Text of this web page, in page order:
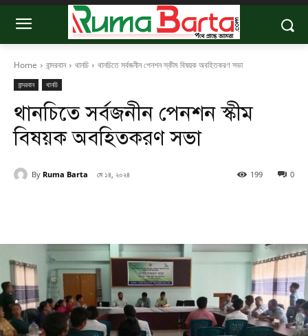
Home বান্দরবান থানচি থানচিতে সর্বজনীন পেনশন স্কীম বিষয়ক অবহিতকরণ সভা
বান্দরবান থানচি
থানচিতে সর্বজনীন পেনশন স্কীম
বিষয়ক অবহিতকরণ সভা
By Ruma Barta মে ১৪, ২০২৪ 0
199